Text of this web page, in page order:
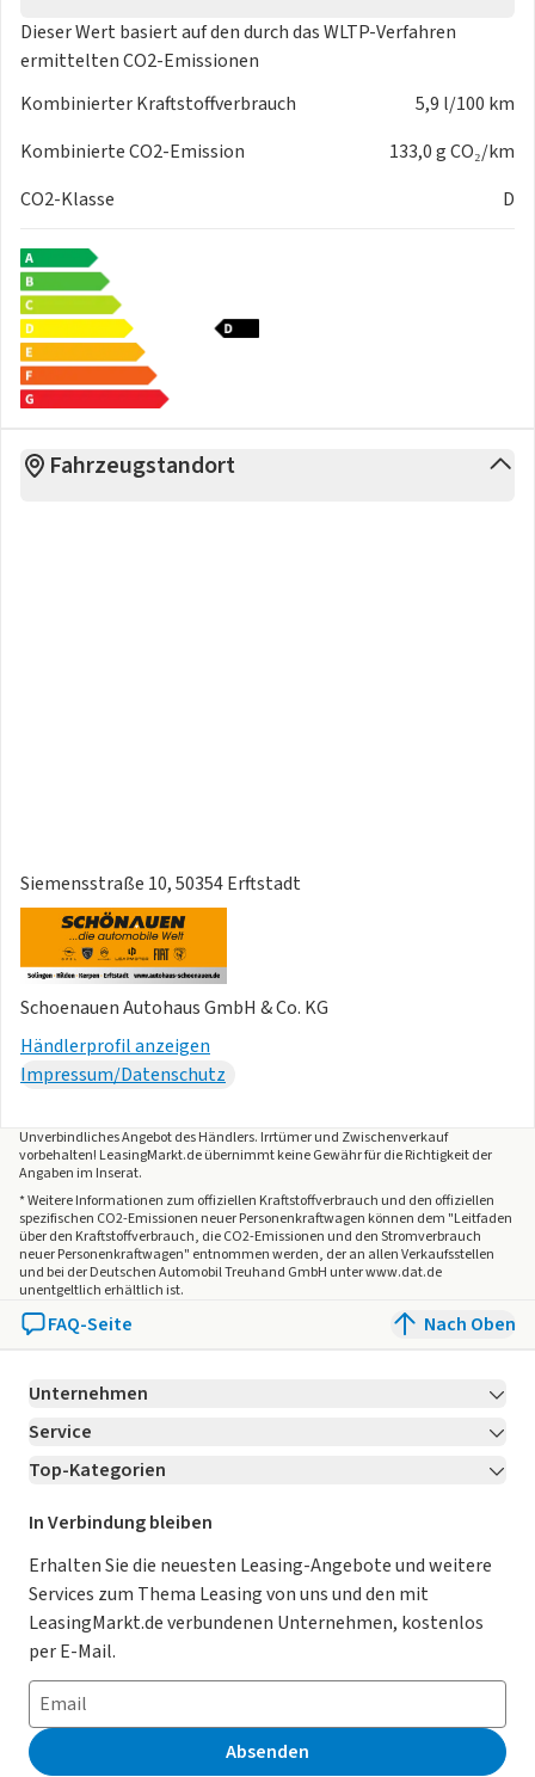
Dieser Wert basiert auf den durch dasWLTP-Verfahren
ermittelten CO2-Emissionen
Kombinierter Kraftstoffverbrauch
5,9 l/100 km
Kombinierte CO2-Emission
133,0 g CO₂/km
CO2-Klasse
D
Fahrzeugstandort
Siemensstraße 10, 50354 Erftstadt
Schoenauen Autohaus GmbH & Co. KG
Händlerprofil anzeigen
Impressum/Datenschutz
Unverbindliches Angebot desHändlers. Irrtümer und Zwischenverkauf
vorbehalten! LeasingMarkt.de übernimmt keine Gewähr für die Richtigkeit der
Angaben im Inserat.
* Weitere Informationen zum offiziellen Kraftstoffverbrauch und den offiziellen
spezifischen CO2-Emissionen neuer Personenkraftwagen können dem "Leitfaden
über den Kraftstoffverbrauch, die CO2-Emissionen und den Stromverbrauch
neuer Personenkraftwagen" entnommen werden, der an allen Verkaufsstellen
und bei der Deutschen Automobil Treuhand GmbH unter www.dat.de
unentgeltlich erhältlich ist.
FAQ-Seite Nach Oben
Unternehmen
Über LeasingMarkt.de
Karriere Jetzt bewerben!
Für Händler
Kooperation mit AutoScout24
AGB
Datenschutz
Impressum
Erklärung zur Barrierefreiheit
Service
Kontakt
Ratgeber
Magazin
Datenschutz-Einstellungen
So funktioniert’s
Häufig gestellte Fragen
Leasing-Lexikon
Top-Kategorien
Leasing Deals
Gebrauchtwagen Leasing
Leasing ohne Anzahlung
E-Auto Leasing
Privatleasing
Leasing-Vergleiche
Herstellerverzeichnis
In Verbindung bleiben
Erhalten Sie die neuesten Leasing-Angebote und weitere
Services zum Thema Leasing von uns und den mit
LeasingMarkt.de verbundenen Unternehmen, kostenlos
per E-Mail.
Absenden